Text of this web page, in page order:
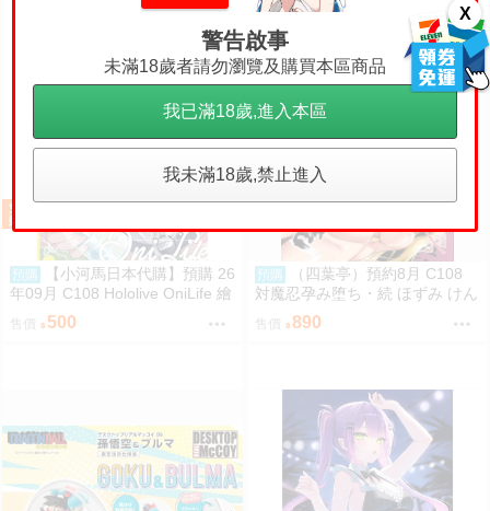
X
預購
【小河馬日本代購】預購 26
年09月 C108 Hololive OniLife 繪
師:HAGE
500
預購
（四葉亭）預約8月 C108
対魔忍孕み堕ち・続 ほずみ けん
890
警告啟事
未滿18歲者請勿瀏覽及購買本區商品
我已滿18歲,進入本區
我未滿18歲,禁止進入